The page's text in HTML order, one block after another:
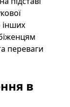
інших
переваги
в